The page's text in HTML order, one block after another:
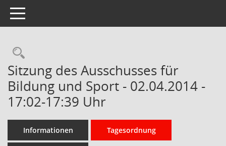
Toggle navigation
Rechercheauswahl
Sitzung des Ausschusses für
Bildung und Sport - 02.04.2014 -
17:02-17:39 Uhr
Informationen Tagesordnung